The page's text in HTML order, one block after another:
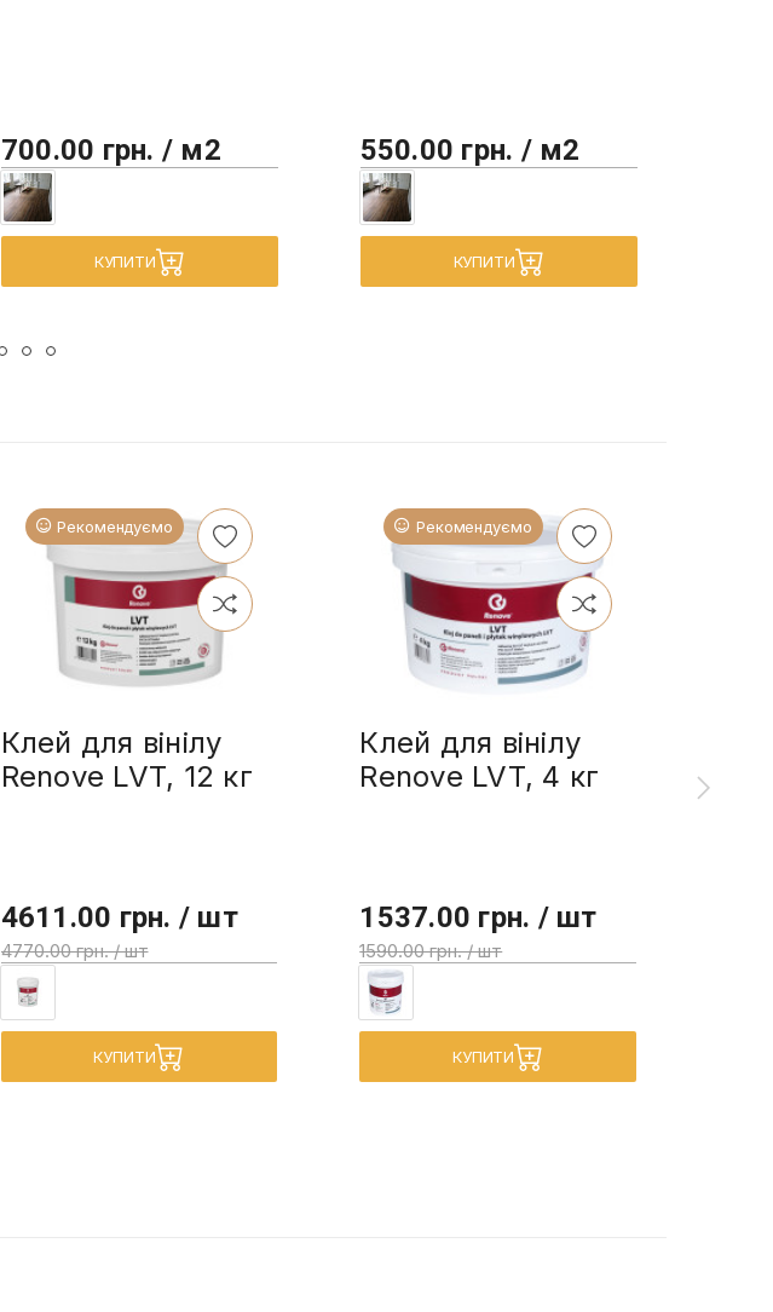
700.00 грн. / м2
КУПИТИ
550.00 грн. / м2
КУПИТИ
Рекомендуємо
Клей для вінілу
Renove LVT, 12 кг
4611.00 грн. / шт
4770.00 грн. / шт
КУПИТИ
Рекомендуємо
Клей для вінілу
Renove LVT, 4 кг
1537.00 грн. / шт
1590.00 грн. / шт
КУПИТИ